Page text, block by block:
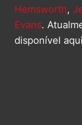
Hemsworth,
Evans.
disponível